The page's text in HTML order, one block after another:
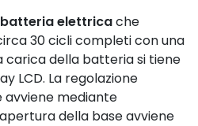
batteria elettricache
30 cicli completi con una
carica della batteria si tiene
LCD. La regolazione
avviene mediante
della base avviene